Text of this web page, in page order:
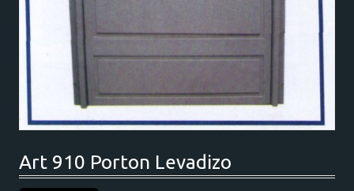
Art 910 Porton Levadizo